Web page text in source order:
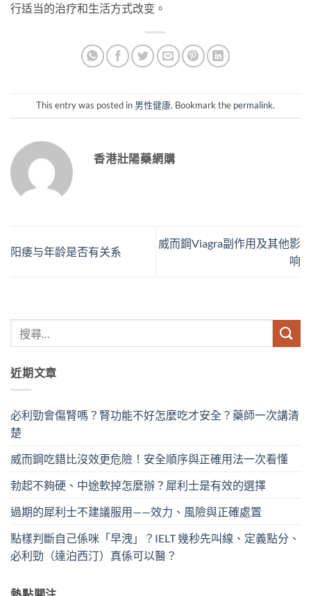
行适当的治疗和生活方式改变。
This entry was posted in 男性健康. Bookmark the permalink.
香港壯陽藥網購
阳痿与年龄是否有关系
威而鋼Viagra副作用及其他影
响
近期文章
必利勁會傷腎嗎？腎功能不好怎麼吃才安全？藥師一次講清
楚
威而鋼吃錯比沒效更危險！安全順序與正確用法一次看懂
勃起不夠硬、中途軟掉怎麼辦？犀利士是有效的選擇
過期的犀利士不建議服用——效力、風險與正確處置
點樣判斷自己係咪「早洩」？IELT 幾秒先叫線、定義點分、
必利勁（達泊西汀）真係可以醫？